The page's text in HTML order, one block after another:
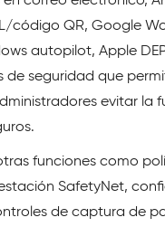
código QR, Google
autopilot, Apple
de seguridad que
evitar la
funciones como
SafetyNet,
de captura de